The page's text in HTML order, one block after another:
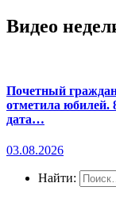
Видео
Почетный
отметила юбилей.
дата…
03.08.2026
Найти: